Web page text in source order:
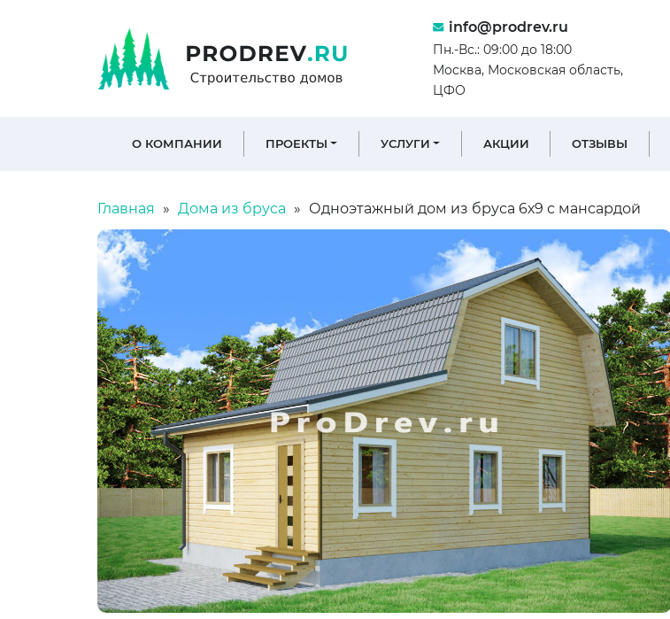
info@prodrev.ru
Пн.-Вс.: 09:00 до 18:00
Москва, Московская область,
ЦФО
О КОМПАНИИ ПРОЕКТЫ УСЛУГИ АКЦИИ ОТЗЫВЫ
Главная Дома из бруса Одноэтажный дом из бруса 6х9 с мансардой